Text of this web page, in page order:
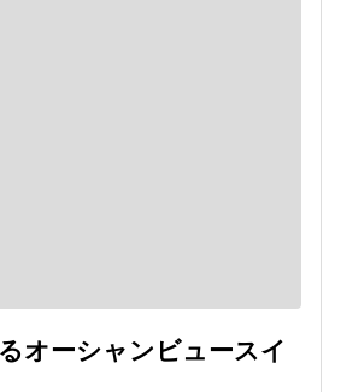
オーシャンビュースイ